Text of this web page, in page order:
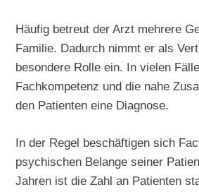
Häufig betreut der Arzt mehrere
Familie. Dadurch nimmt er als
besondere Rolle ein. In vielen
Fachkompetenz und die nahe
den Patienten eine Diagnose.
In der Regel beschäftigen sich
psychischen Belange seiner
Jahren ist die Zahl an Patienten